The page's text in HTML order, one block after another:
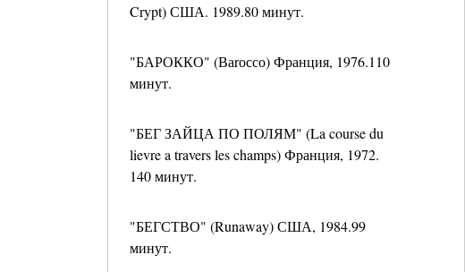
Crypt) США. 1989.80 минут.
"БАРОККО" (Ваrоссо) Франция, 1976.110
минут.
"БЕГ ЗАЙЦА ПО ПОЛЯМ" (La course du
lievre a travers les champs) Франция, 1972.
140 минут.
"БЕГСТВО" (Runaway) США, 1984.99
минут.